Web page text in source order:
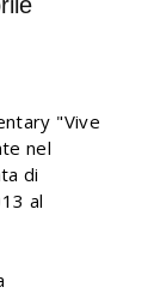
"Vive
nel
di
al